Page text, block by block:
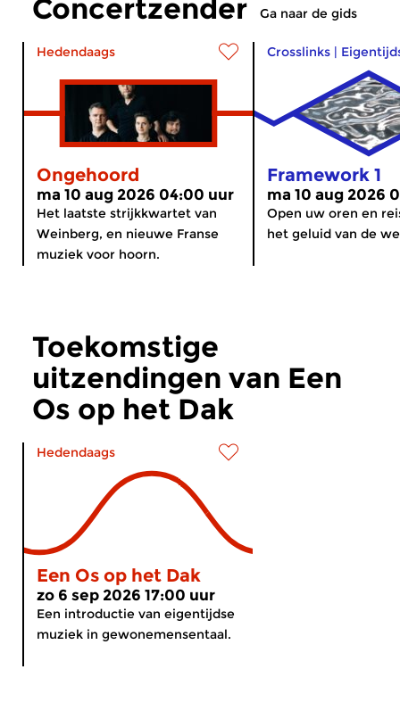
Concertzender
Ga naar de gids
Hedendaags
Ongehoord
ma 10 aug 2026 04:00 uur
Het laatste strijkkwartet van
Weinberg, en nieuwe Franse
muziek voor hoorn.
Crosslinks |
Framework 1
ma 10 aug 2026
Open uw oren en
het geluid van de
Toekomstige
uitzendingen van Een
Os op het Dak
Hedendaags
Een Os op het Dak
zo 6 sep 2026 17:00 uur
Een introductie van eigentijdse
muziek in gewonemensentaal.